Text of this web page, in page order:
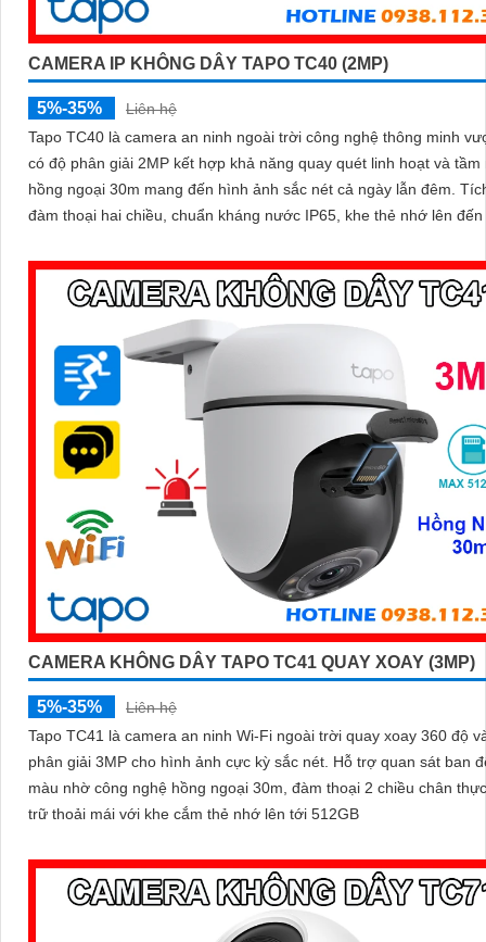
CAMERA IP KHÔNG DÂY TAPO TC40 (2MP)
5%-35%
Liên hệ
Tapo TC40 là camera an ninh ngoài trời công nghệ thông minh
có độ phân giải 2MP kết hợp khả năng quay quét linh hoạt và tầm
hồng ngoại 30m mang đến hình ảnh sắc nét cả ngày lẫn đêm. Tích hợp
đàm thoại hai chiều, chuẩn kháng nước IP65, khe thẻ nhớ lên đến
bạn kiểm soát an ninh dễ dàng và hiệu quả
CAMERA KHÔNG DÂY TAPO TC41 QUAY XOAY (3MP)
5%-35%
Liên hệ
Tapo TC41 là camera an ninh Wi-Fi ngoài trời quay xoay 360 độ
phân giải 3MP cho hình ảnh cực kỳ sắc nét. Hỗ trợ quan sát ban đêm có
màu nhờ công nghệ hồng ngoại 30m, đàm thoại 2 chiều chân
trữ thoải mái với khe cắm thẻ nhớ lên tới 512GB